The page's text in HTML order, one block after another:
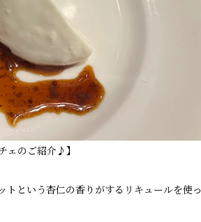
ェのご紹介♪】
トという杏仁の香りがするリキュールを使っ